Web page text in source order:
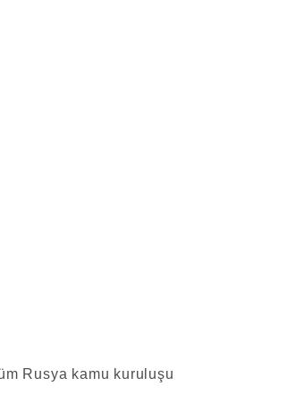
Rusya kamu kuruluşu